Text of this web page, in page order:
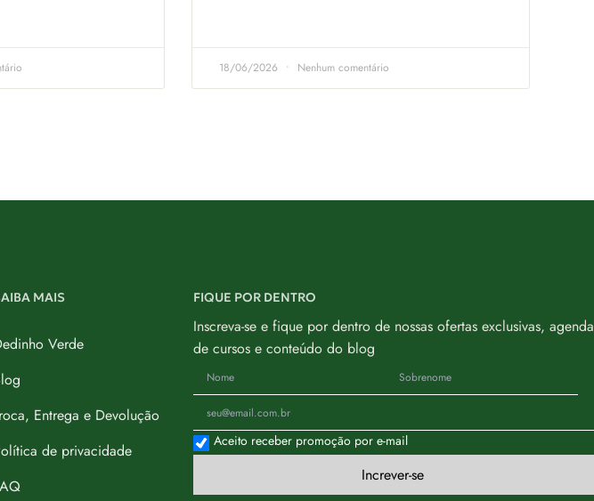
18/06/2026 Nenhum comentário
MAIS
Verde
Entrega e Devolução
de privacidade
FIQUE POR DENTRO
Inscreva-se e fique por dentro de nossas ofertas exclusivas, agenda
de cursos e conteúdo do blog
Aceito receber promoção por e-mail
Increver-se